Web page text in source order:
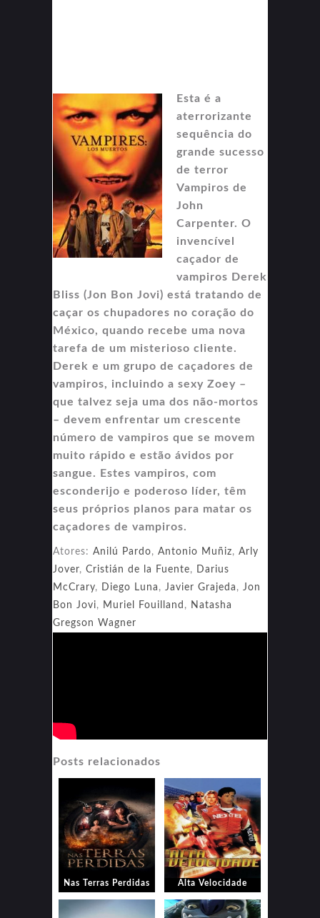
Esta é a
aterrorizante
sequência do
grande sucesso
de terror
Vampiros de
John
Carpenter. O
invencível
caçador de
vampiros Derek
Bliss (Jon Bon Jovi) está tratando de
caçar os chupadores no coração do
México, quando recebe uma nova
tarefa de um misterioso cliente.
Derek e um grupo de caçadores de
vampiros, incluindo a sexy Zoey –
que talvez seja uma dos não-mortos
– devem enfrentar um crescente
número de vampiros que se movem
muito rápido e estão ávidos por
sangue. Estes vampiros, com
esconderijo e poderoso líder, têm
seus próprios planos para matar os
caçadores de vampiros.
Atores: Anilú Pardo, Antonio Muñiz, Arly
Jover, Cristián de la Fuente,
Darius
McCrary, Diego Luna , Javier Grajeda , Jon
Bon Jovi, Muriel Fouilland , Natasha
Gregson Wagner
Posts relacionados
Nas Terras Perdidas Alta Velocidade